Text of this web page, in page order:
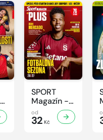
SPORT
Magazín -
30/2026
od
32 Kč